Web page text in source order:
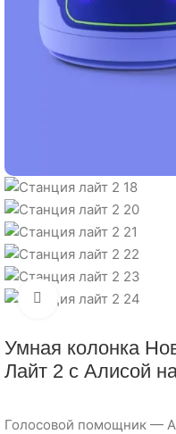
Нажмите, чтобы
Умная колонка
Лайт 2 с Алисой
Голосовой помощник —